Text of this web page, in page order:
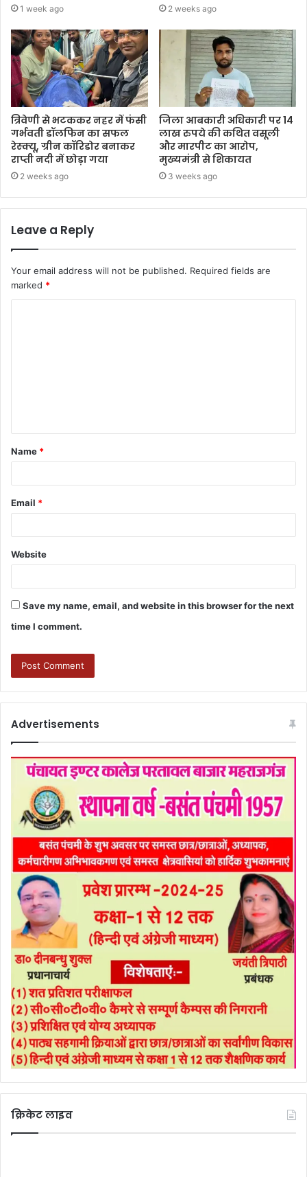
1 week ago 2 weeks ago
त्रिवेणी से भटककर नहर में फंसी
गर्भवती डॉलफिन का सफल
रेस्क्यू, ग्रीन कॉरिडोर बनाकर
राप्ती नदी में छोड़ा गया
2 weeks ago
जिला आबकारी अधिकारी पर 14
लाख रुपये की कथित वसूली
और मारपीट का आरोप,
मुख्यमंत्री से शिकायत
3 weeks ago
Leave a Reply
Your email address will not be published. Required fields are
marked *
Name *
Email *
Website
Save my name, email, and website in this browser for the next
time I comment.
Advertisements
क्रिकेट लाइव